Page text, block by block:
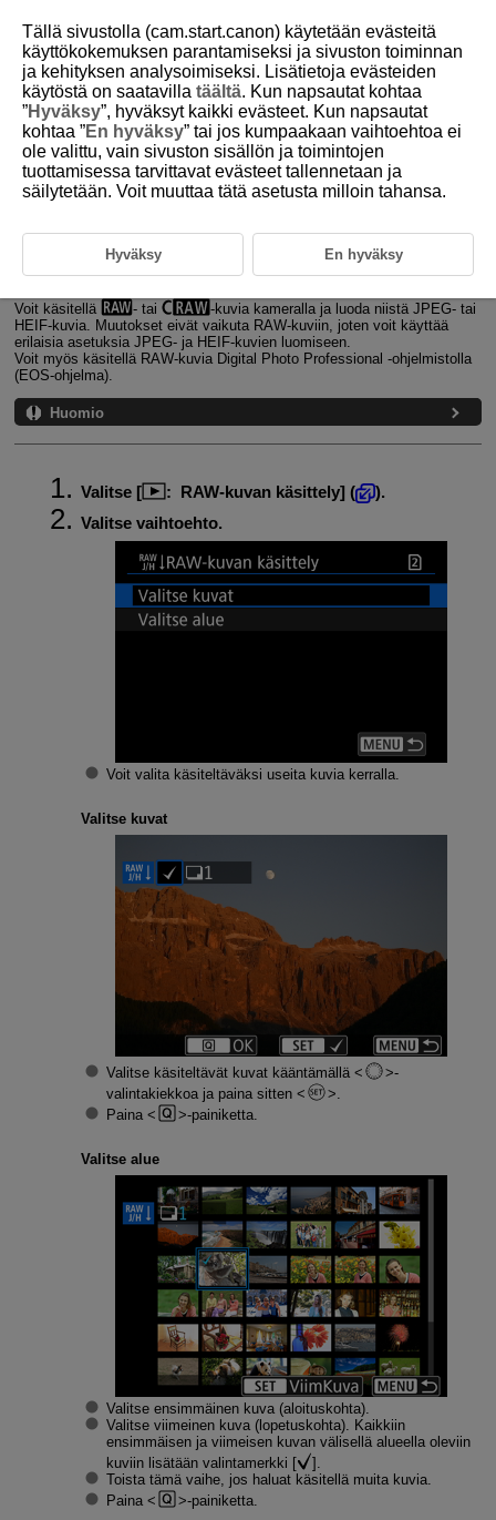
D305-152
RAW-kuvan käsittely
Suurennettu näkymä
Kuvien käsittely määritetyillä kuvasuhteilla
Voit käsitellä - tai
-kuvia kameralla ja luoda niistä JPEG- tai
HEIF-kuvia. Muutokset eivät vaikuta RAW-kuviin, joten voit käyttää
erilaisia asetuksia JPEG- ja HEIF-kuvien luomiseen.
Voit myös käsitellä RAW-kuvia Digital Photo Professional ‑ohjelmistolla
(EOS-ohjelma).
Huomio
Valitse [ : RAW-kuvan käsittely] (
).
Valitse vaihtoehto.
Voit valita käsiteltäväksi useita kuvia kerralla.
Valitse kuvat
Valitse käsiteltävät kuvat kääntämällä
-
valintakiekkoa ja paina sitten
Paina
-painiketta.
Valitse alue
Valitse ensimmäinen kuva (aloituskohta).
Valitse viimeinen kuva (lopetuskohta). Kaikkiin
ensimmäisen ja viimeisen kuvan välisellä alueella oleviin
kuviin lisätään valintamerkki [
].
Toista tämä vaihe, jos haluat käsitellä muita kuvia.
Paina
-painiketta.
Tällä sivustolla (cam.start.canon) käytetään evästeitä
käyttökokemuksen parantamiseksi ja sivuston toiminnan
ja kehityksen analysoimiseksi. Lisätietoja evästeiden
käytöstä on saatavilla täältä. Kun napsautat kohtaa
”Hyväksy”, hyväksyt kaikki evästeet. Kun napsautat
kohtaa ”En hyväksy” tai jos kumpaakaan vaihtoehtoa ei
ole valittu, vain sivuston sisällön ja toimintojen
tuottamisessa tarvittavat evästeet tallennetaan ja
säilytetään. Voit muuttaa tätä asetusta milloin tahansa.
Hyväksy En hyväksy